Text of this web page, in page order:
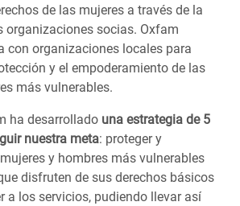
de las mujeres a través de la
organizaciones socias. Oxfam
con organizaciones locales para
y el empoderamiento de las
más vulnerables.
ha desarrollado una estrategia de 5
nuestra meta: proteger y
y hombres más vulnerables
disfruten de sus derechos básicos
a los servicios, pudiendo llevar así